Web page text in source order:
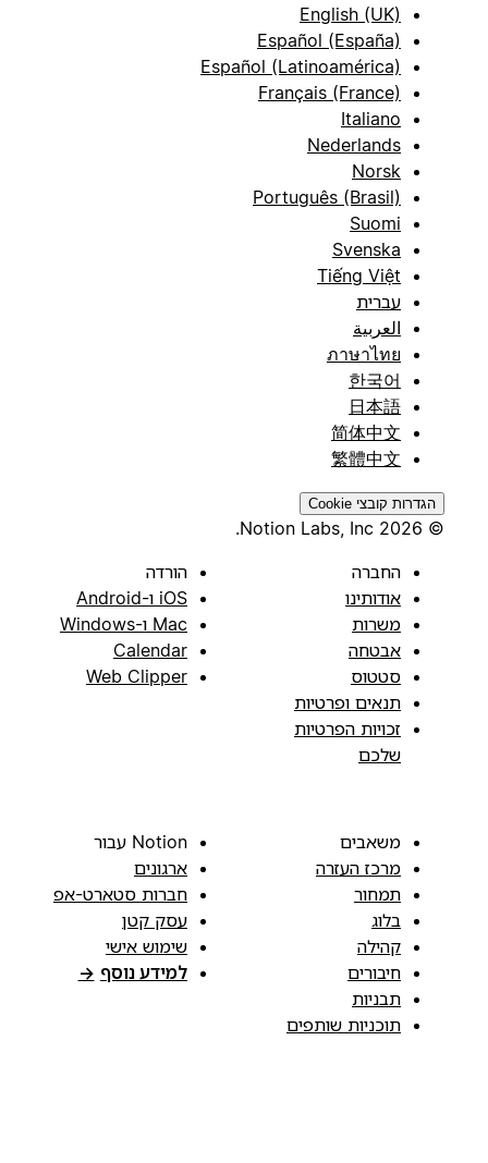
English (UK)
Español (España)
Español (Latinoamérica)
Français (France)
Italiano
Nederlands
Norsk
Português (Brasil)
Suomi
Svenska
Tiếng Việt
עברית
العربية
ภาษาไทย
한국어
日本語
简体中文
繁體中文
הגדרות קובצי Cookie
החברה
אודותינו
משרות
אבטחה
סטטוס
תנאים ופרטיות
זכויות הפרטיות
שלכם
הורדה
iOS ו-Android
Mac ו-Windows
Calendar
Web Clipper
משאבים
מרכז העזרה
תמחור
בלוג
קהילה
חיבורים
תבניות
תוכניות שותפים
Notion עבור
ארגונים
חברות סטארט-אפ
עסק קטן
שימוש אישי
למידע נוסף →